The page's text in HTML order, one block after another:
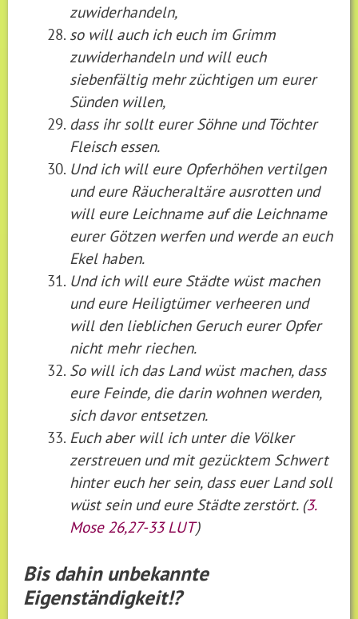
zuwiderhandeln,
so will auch ich euch im Grimm
zuwiderhandeln und will euch
siebenfältig mehr züchtigen um eurer
Sünden willen,
dass ihr sollt eurer Söhne und Töchter
Fleisch essen.
Und ich will eure Opferhöhen vertilgen
und eure Räucheraltäre ausrotten und
will eure Leichname auf die Leichname
eurer Götzen werfen und werde an euch
Ekel haben.
Und ich will eure Städte wüst machen
und eure Heiligtümer verheeren und
will den lieblichen Geruch eurer Opfer
nicht mehr riechen.
So will ich das Land wüst machen, dass
eure Feinde, die darin wohnen werden,
sich davor entsetzen.
Euch aber will ich unter die Völker
zerstreuen und mit gezücktem Schwert
hinter euch her sein, dass euer Land soll
wüst sein und eure Städte zerstört. (3.
Mose 26,27-33 LUT)
Bis dahin unbekannte
Eigenständigkeit!?